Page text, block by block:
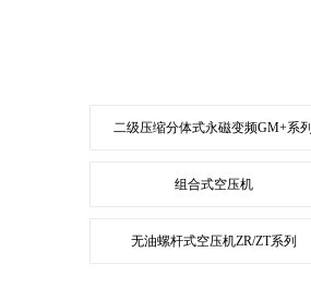
二级压缩分体式永磁变频GM+系列
组合式空压机
无油螺杆式空压机ZR/ZT系列